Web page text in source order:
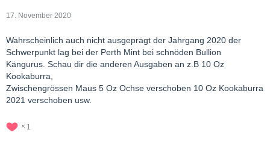
17. November 2020
Wahrscheinlich auch nicht ausgeprägt der Jahrgang 2020 der
Schwerpunkt lag bei der Perth Mint bei schnöden Bullion
Kängurus. Schau dir die anderen Ausgaben an z.B 10 Oz
Kookaburra,
Zwischengrössen Maus 5 Oz Ochse verschoben 10 Oz Kookaburra
2021 verschoben usw.
1